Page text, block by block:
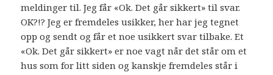
meldinger til. Jeg får «Ok. Det går sikkert» til svar.
OK?!? Jeg er fremdeles usikker, her har jeg tegnet
opp og sendt og får et noe usikkert svar tilbake. Et
«Ok. Det går sikkert» er noe vagt når det står om et
hus som for litt siden og kanskje fremdeles står i